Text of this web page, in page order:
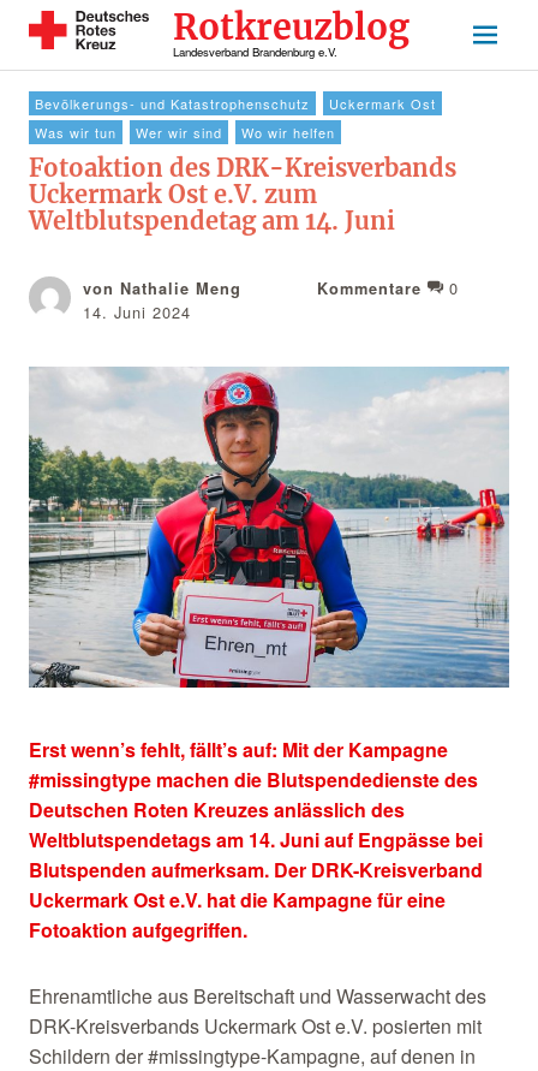
Rotkreuzblog
Landesverband Brandenburg e.V.
Bevölkerungs- und Katastrophenschutz
Uckermark Ost
Was wir tun
Wer wir sind Wo wir helfen
Fotoaktion des DRK-Kreisverbands
Uckermark Ost e.V. zum
Weltblutspendetag am 14. Juni
von Nathalie Meng
14. Juni 2024
Kommentare 0
Erst wenn’s fehlt, fällt’s auf: Mit der Kampagne
#missingtype machen die Blutspendedienste des
Deutschen Roten Kreuzes anlässlich des
Weltblutspendetags am 14. Juni auf Engpässe bei
Blutspenden aufmerksam. Der DRK-Kreisverband
Uckermark Ost e.V. hat die Kampagne für eine
Fotoaktion aufgegriffen.
Ehrenamtliche aus Bereitschaft und Wasserwacht des
DRK-Kreisverbands Uckermark Ost e.V. posierten mit
Schildern der #missingtype-Kampagne, auf denen in